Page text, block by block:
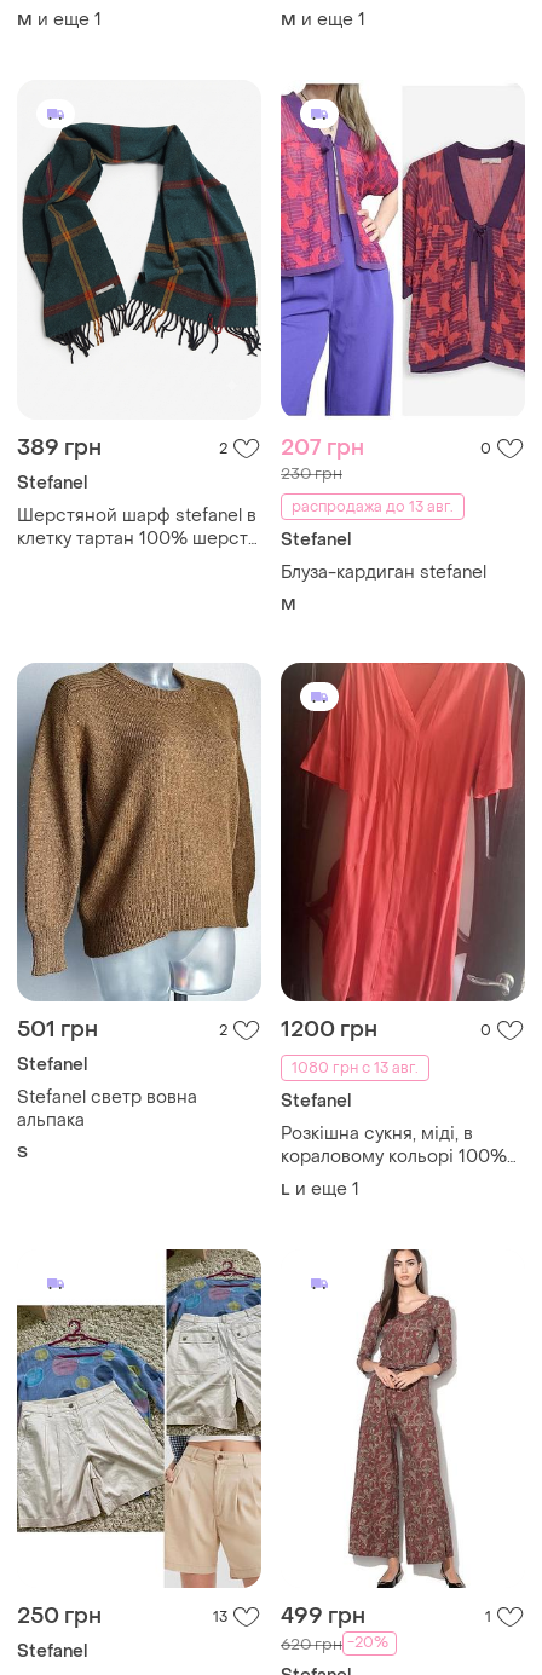
M и еще 1 M и еще 1
389 грн 2
Stefanel
Шерстяной шарф stefanel в
клетку тартан 100% шерсть
207 грн 0
230 грн
распродажа до 13 авг.
Stefanel
Блуза-кардиган stefanel
M
501 грн 2
Stefanel
Stefanel светр вовна
альпака
S
1200 грн
0
1080 грн с 13 авг.
Stefanel
Розкішна сукня, міді, в
кораловому кольорі 100%
візкоза, на пояску, від
італійського бренду:
L и еще 1
250 грн 13
Stefanel
499 грн 1
620 грн -20%